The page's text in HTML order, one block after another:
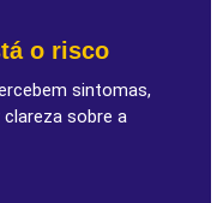
o risco
sintomas,
sobre a